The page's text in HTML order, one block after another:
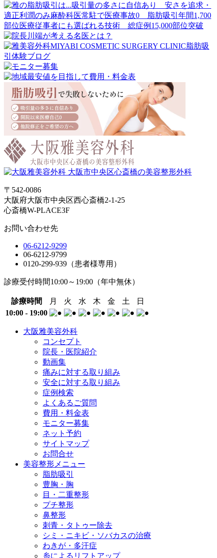
〒542-0086
大阪府大阪市中央区西心斎橋2-1-25
心斎橋W-PLACE3F
お問い合わせ先
06-6212-9299
06-6212-9799
0120-299-939（患者様専用）
診療受付時間10:00～19:00 （年中無休）
診療時間 月 火 水 木 金 土
日
10:00 - 19:00
大阪雅美容外科
コンセプト
院長・医院紹介
動画集
痛みに対する取り組み
安全に対する取り組み
症例検索
よくあるご質問
費用・料金表
モニター募集
ネット予約
サイトマップ
お問合せ
美容整形メニュー
脂肪吸引
豊胸・胸
目・二重整形
プチ整形
鼻整形
刺青・タトゥー除去
シミ・ニキビ・ソバカスの治療
わきが・多汗症
糸によるリフトアップ